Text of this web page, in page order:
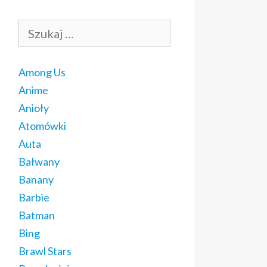
Among Us
Anime
Anioły
Atomówki
Auta
Bałwany
Banany
Barbie
Batman
Bing
Brawl Stars